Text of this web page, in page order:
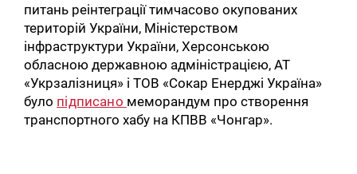
питань реінтеграції тимчасово окупованих
територій України, Міністерством
інфраструктури України, Херсонською
обласною державною адміністрацією, АТ
«Укрзалізниця» і ТОВ «Сокар Енерджі Україна»
було підписано меморандум про створення
транспортного хабу на КПВВ «Чонгар».